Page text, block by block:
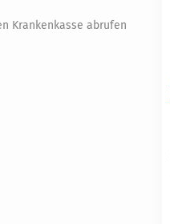
Krankenkasse abrufen